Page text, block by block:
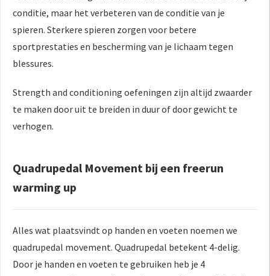
conditie, maar het verbeteren van de conditie van je
spieren. Sterkere spieren zorgen voor betere
sportprestaties en bescherming van je lichaam tegen
blessures.
Strength and conditioning oefeningen zijn altijd zwaarder
te maken door uit te breiden in duur of door gewicht te
verhogen.
Quadrupedal Movement bij een freerun
warming up
Alles wat plaatsvindt op handen en voeten noemen we
quadrupedal movement. Quadrupedal betekent 4-delig.
Door je handen en voeten te gebruiken heb je 4